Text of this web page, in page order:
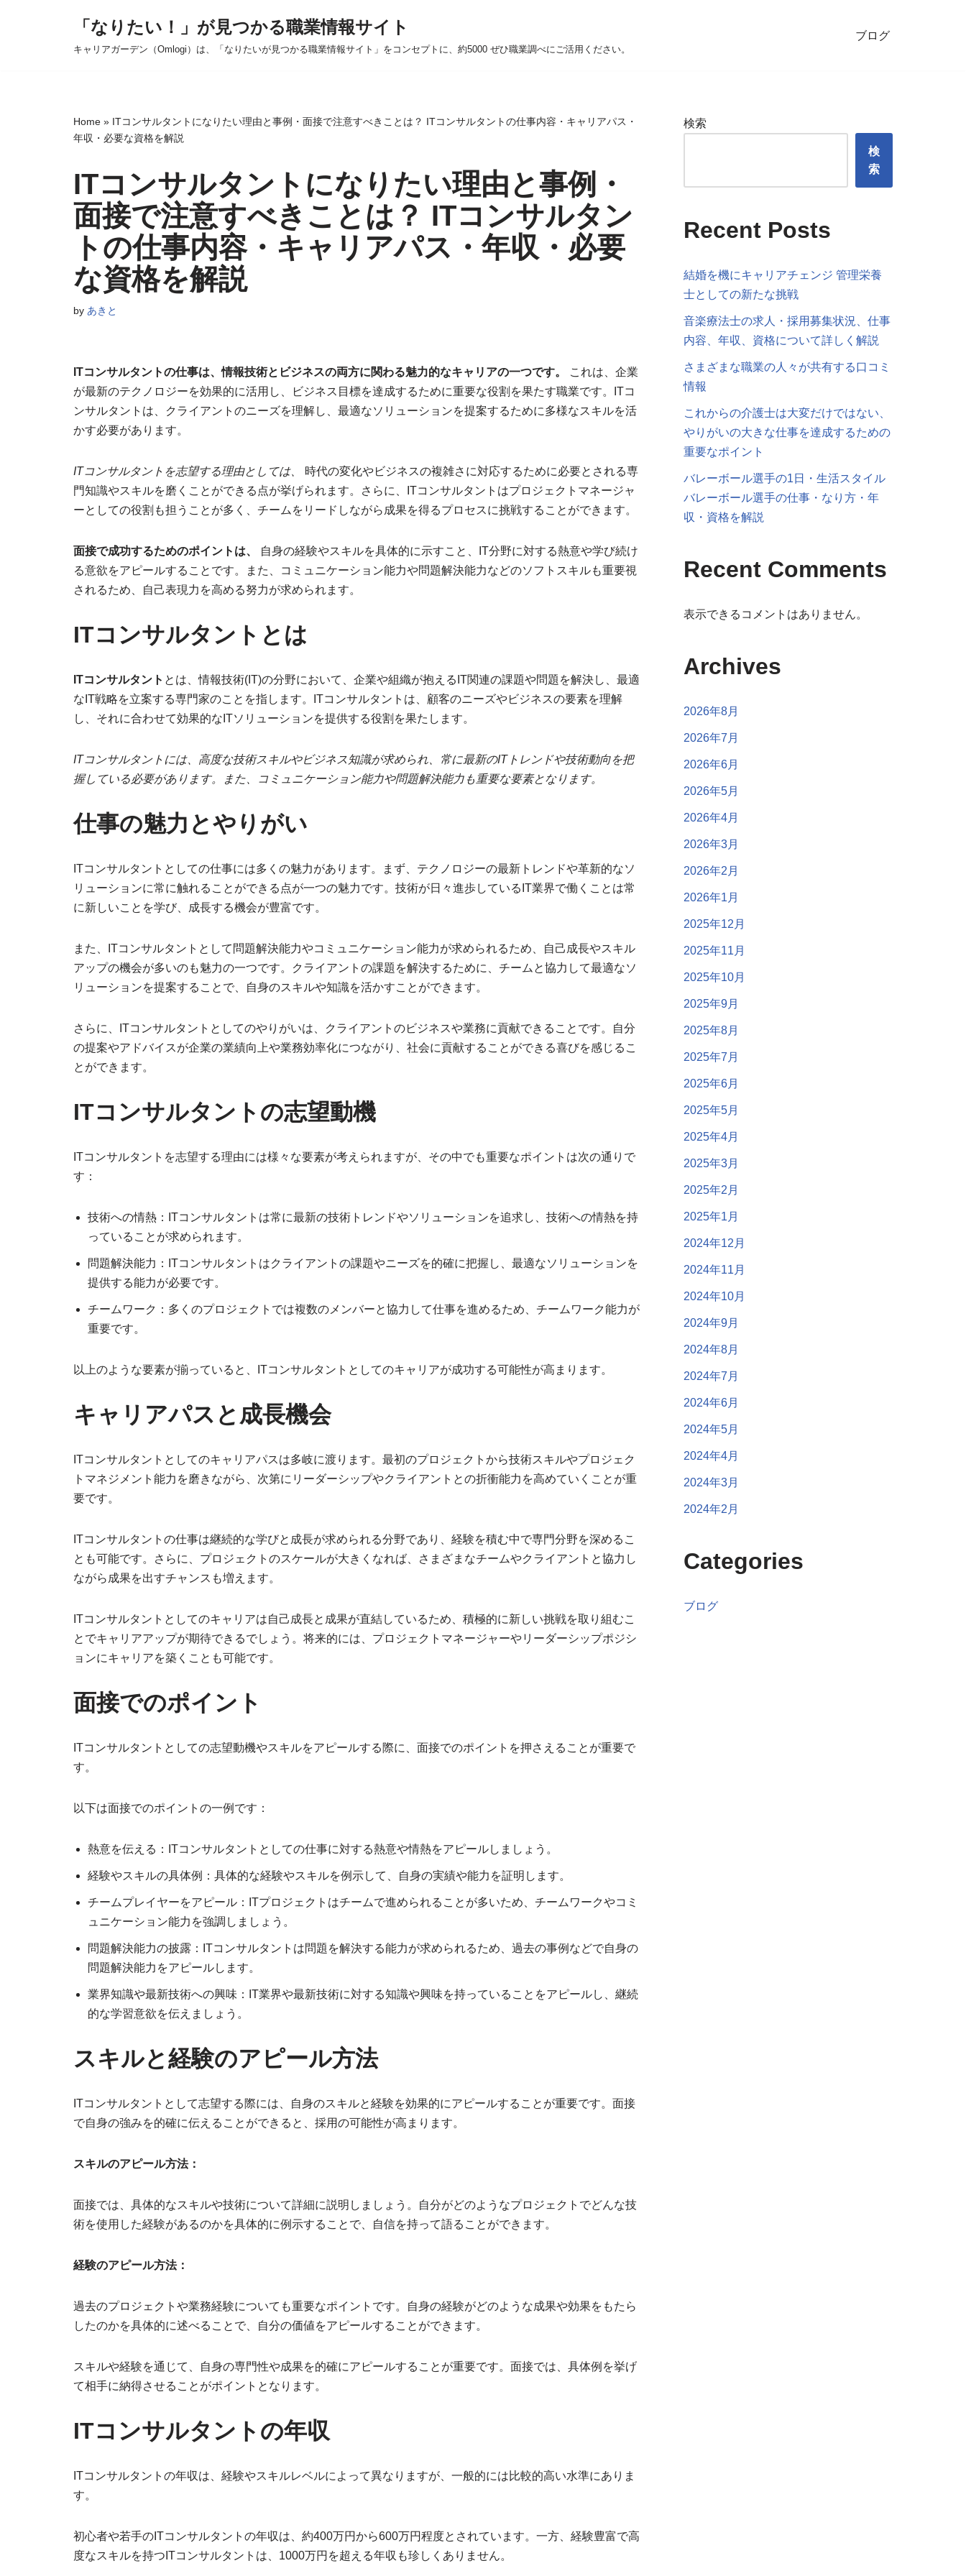
「なりたい！」が見つかる職業情報サイト
キャリアガーデン（Omlogi）は、「なりたいが見つかる職業情報サイト」をコンセプトに、約5000 ぜひ職業調べにご活用ください。
ブログ
Home » ITコンサルタントになりたい理由と事例・面接で注意すべきことは？ ITコンサルタントの仕事内容・キャリアパス・
年収・必要な資格を解説
ITコンサルタントになりたい理由と事例・
面接で注意すべきことは？ ITコンサルタン
トの仕事内容・キャリアパス・年収・必要
な資格を解説
by あきと
ITコンサルタントの仕事は、情報技術とビジネスの両方に関わる魅力的なキャリアの一つです。
これは、企業
が最新のテクノロジーを効果的に活用し、ビジネス目標を達成するために重要な役割を果たす職業です。ITコ
ンサルタントは、クライアントのニーズを理解し、最適なソリューションを提案するために多様なスキルを活
かす必要があります。
ITコンサルタントを志望する理由としては、
時代の変化やビジネスの複雑さに対応するために必要とされる専
門知識やスキルを磨くことができる点が挙げられます。さらに、ITコンサルタントはプロジェクトマネージャ
ーとしての役割も担うことが多く、チームをリードしながら成果を得るプロセスに挑戦することができます。
面接で成功するためのポイントは、
自身の経験やスキルを具体的に示すこと、IT分野に対する熱意や学び続け
る意欲をアピールすることです。また、コミュニケーション能力や問題解決能力などのソフトスキルも重要視
されるため、自己表現力を高める努力が求められます。
ITコンサルタントとは
ITコンサルタント とは、情報技術(IT)の分野において、企業や組織が抱えるIT関連の課題や問題を解決し、最適
なIT戦略を立案する専門家のことを指します。ITコンサルタントは、顧客のニーズやビジネスの要素を理解
し、それに合わせて効果的なITソリューションを提供する役割を果たします。
ITコンサルタントには、高度な技術スキルやビジネス知識が求められ、常に最新のITトレンドや技術動向を把
握している必要があります。また、コミュニケーション能力や問題解決能力も重要な要素となります。
仕事の魅力とやりがい
ITコンサルタントとしての仕事には多くの魅力があります。まず、テクノロジーの最新トレンドや革新的なソ
リューションに常に触れることができる点が一つの魅力です。技術が日々進歩しているIT業界で働くことは常
に新しいことを学び、成長する機会が豊富です。
また、ITコンサルタントとして問題解決能力やコミュニケーション能力が求められるため、自己成長やスキル
アップの機会が多いのも魅力の一つです。クライアントの課題を解決するために、チームと協力して最適なソ
リューションを提案することで、自身のスキルや知識を活かすことができます。
さらに、ITコンサルタントとしてのやりがいは、クライアントのビジネスや業務に貢献できることです。自分
の提案やアドバイスが企業の業績向上や業務効率化につながり、社会に貢献することができる喜びを感じるこ
とができます。
ITコンサルタントの志望動機
ITコンサルタントを志望する理由には様々な要素が考えられますが、その中でも重要なポイントは次の通りで
す：
技術への情熱：ITコンサルタントは常に最新の技術トレンドやソリューションを追求し、技術への情熱を持
っていることが求められます。
問題解決能力：ITコンサルタントはクライアントの課題やニーズを的確に把握し、最適なソリューションを
提供する能力が必要です。
チームワーク：多くのプロジェクトでは複数のメンバーと協力して仕事を進めるため、チームワーク能力が
重要です。
以上のような要素が揃っていると、ITコンサルタントとしてのキャリアが成功する可能性が高まります。
キャリアパスと成長機会
ITコンサルタントとしてのキャリアパスは多岐に渡ります。最初のプロジェクトから技術スキルやプロジェク
トマネジメント能力を磨きながら、次第にリーダーシップやクライアントとの折衝能力を高めていくことが重
要です。
ITコンサルタントの仕事は継続的な学びと成長が求められる分野であり、経験を積む中で専門分野を深めるこ
とも可能です。さらに、プロジェクトのスケールが大きくなれば、さまざまなチームやクライアントと協力し
ながら成果を出すチャンスも増えます。
ITコンサルタントとしてのキャリアは自己成長と成果が直結しているため、積極的に新しい挑戦を取り組むこ
とでキャリアアップが期待できるでしょう。将来的には、プロジェクトマネージャーやリーダーシップポジシ
ョンにキャリアを築くことも可能です。
面接でのポイント
ITコンサルタントとしての志望動機やスキルをアピールする際に、面接でのポイントを押さえることが重要で
す。
以下は面接でのポイントの一例です：
熱意を伝える：ITコンサルタントとしての仕事に対する熱意や情熱をアピールしましょう。
経験やスキルの具体例：具体的な経験やスキルを例示して、自身の実績や能力を証明します。
チームプレイヤーをアピール：ITプロジェクトはチームで進められることが多いため、チームワークやコミ
ュニケーション能力を強調しましょう。
問題解決能力の披露：ITコンサルタントは問題を解決する能力が求められるため、過去の事例などで自身の
問題解決能力をアピールします。
業界知識や最新技術への興味：IT業界や最新技術に対する知識や興味を持っていることをアピールし、継続
的な学習意欲を伝えましょう。
スキルと経験のアピール方法
ITコンサルタントとして志望する際には、自身のスキルと経験を効果的にアピールすることが重要です。面接
で自身の強みを的確に伝えることができると、採用の可能性が高まります。
スキルのアピール方法：
面接では、具体的なスキルや技術について詳細に説明しましょう。自分がどのようなプロジェクトでどんな技
術を使用した経験があるのかを具体的に例示することで、自信を持って語ることができます。
経験のアピール方法：
過去のプロジェクトや業務経験についても重要なポイントです。自身の経験がどのような成果や効果をもたら
したのかを具体的に述べることで、自分の価値をアピールすることができます。
スキルや経験を通じて、自身の専門性や成果を的確にアピールすることが重要です。面接では、具体例を挙げ
て相手に納得させることがポイントとなります。
ITコンサルタントの年収
ITコンサルタントの年収は、経験やスキルレベルによって異なりますが、一般的には比較的高い水準にありま
す。
初心者や若手のITコンサルタントの年収は、約400万円から600万円程度とされています。一方、経験豊富で高
度なスキルを持つITコンサルタントは、1000万円を超える年収も珍しくありません。
検索
検
索
Recent Posts
結婚を機にキャリアチェンジ 管理栄養
士としての新たな挑戦
音楽療法士の求人・採用募集状況、仕事
内容、年収、資格について詳しく解説
さまざまな職業の人々が共有する口コミ
情報
これからの介護士は大変だけではない、
やりがいの大きな仕事を達成するための
重要なポイント
バレーボール選手の1日・生活スタイル
バレーボール選手の仕事・なり方・年
収・資格を解説
Recent Comments
表示できるコメントはありません。
Archives
2026年8月
2026年7月
2026年6月
2026年5月
2026年4月
2026年3月
2026年2月
2026年1月
2025年12月
2025年11月
2025年10月
2025年9月
2025年8月
2025年7月
2025年6月
2025年5月
2025年4月
2025年3月
2025年2月
2025年1月
2024年12月
2024年11月
2024年10月
2024年9月
2024年8月
2024年7月
2024年6月
2024年5月
2024年4月
2024年3月
2024年2月
Categories
ブログ